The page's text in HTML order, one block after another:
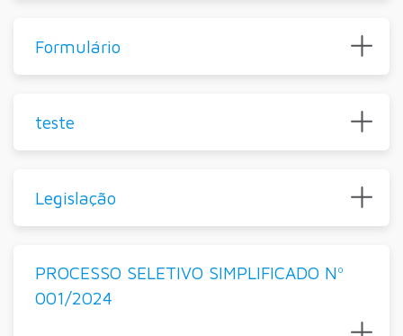
Formulário
teste
Legislação
PROCESSO SELETIVO SIMPLIFICADO Nº
001/2024